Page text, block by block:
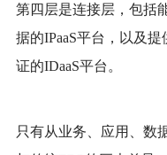
第四层是连接层， 包括
据的IPaaS平台，以及
证的IDaaS平台。
只有从业务、应用、数